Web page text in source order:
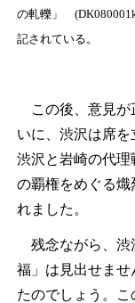
の軋轢」
記されている。
この後、意見が
いに、渋沢は席を
渋沢と岩崎の代
の覇権をめぐる熾
れました。
残念ながら、渋
福」は見出せませ
たのでしょう。こ